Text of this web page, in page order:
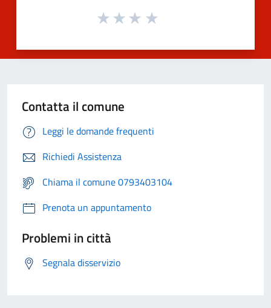
Contatta il comune
Leggi le domande frequenti
Richiedi Assistenza
Chiama il comune 0793403104
Prenota un appuntamento
Problemi in città
Segnala disservizio